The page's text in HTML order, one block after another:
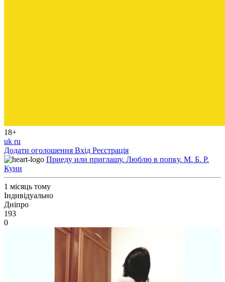
18+
uk ru
Додати оголошення Вхід Реєстрація
Приеду или приглашу. Люблю в попку. М. Б. Р.
Куни
1 місяць тому
Індивідуально
Дніпро
193
0